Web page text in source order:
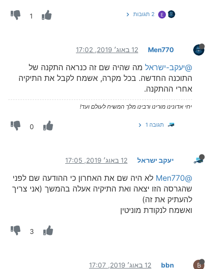
E 2 תגובות 1
Men770 12 באוג׳ 2019, 17:02
@יעקב-ישראל מה שהיה שם זה כנראה התקנה של
התוכנה החדשה. בכל מקרה, אשמח לקבל את התיקיה
אחרי ההתקנה.
יחי אדונינו מורינו ורבינו מלך המשיח לעולם ועד!
תגובה 1 0
יעקב ישראל 12 באוג׳ 2019, 17:05
@Men770
לא היה שם את האחרון כי ההודעה שם לפני
שהגרסה הזו יצאה ואת התיקיה אעלה בהמשך (אני צריך
להעתיק את זה)
ואשמח לנקודת מוניטין
3
B
bbn 12 באוג׳ 2019, 17:07